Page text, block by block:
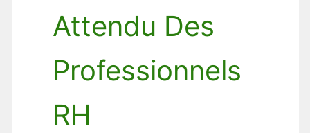
Attendu Des
Professionnels
RH